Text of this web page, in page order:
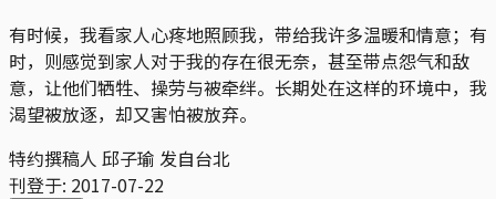
有时候，我看家人心疼地照顾我，带给我许多温暖和情意；有
时，则感觉到家人对于我的存在很无奈，甚至带点怨气和敌
意，让他们牺牲、操劳与被牵绊。长期处在这样的环境中，我
渴望被放逐，却又害怕被放弃。
特约撰稿人 邱子瑜 发自台北
刊登于: 2017-07-22